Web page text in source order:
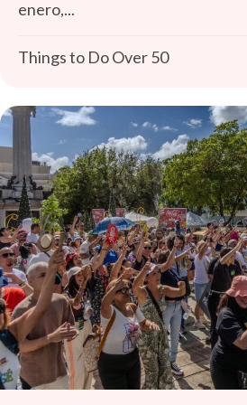
enero,...
Things to Do Over 50